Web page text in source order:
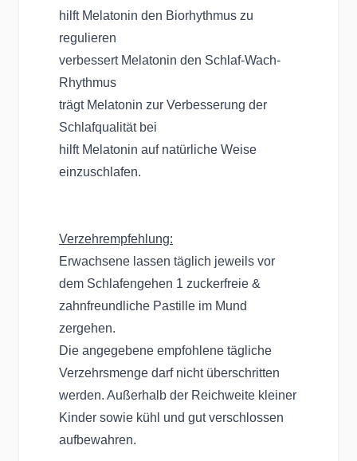
hilft Melatonin den Biorhythmus zu
regulieren
verbessert Melatonin den Schlaf-Wach-
Rhythmus
trägt Melatonin zur Verbesserung der
Schlafqualität bei
hilft Melatonin auf natürliche Weise
einzuschlafen.
Verzehrempfehlung:
Erwachsene lassen täglich jeweils vor
dem Schlafengehen 1 zuckerfreie &
zahnfreundliche Pastille im Mund
zergehen.
Die angegebene empfohlene tägliche
Verzehrsmenge darf nicht überschritten
werden. Außerhalb der Reichweite kleiner
Kinder sowie kühl und gut verschlossen
aufbewahren.